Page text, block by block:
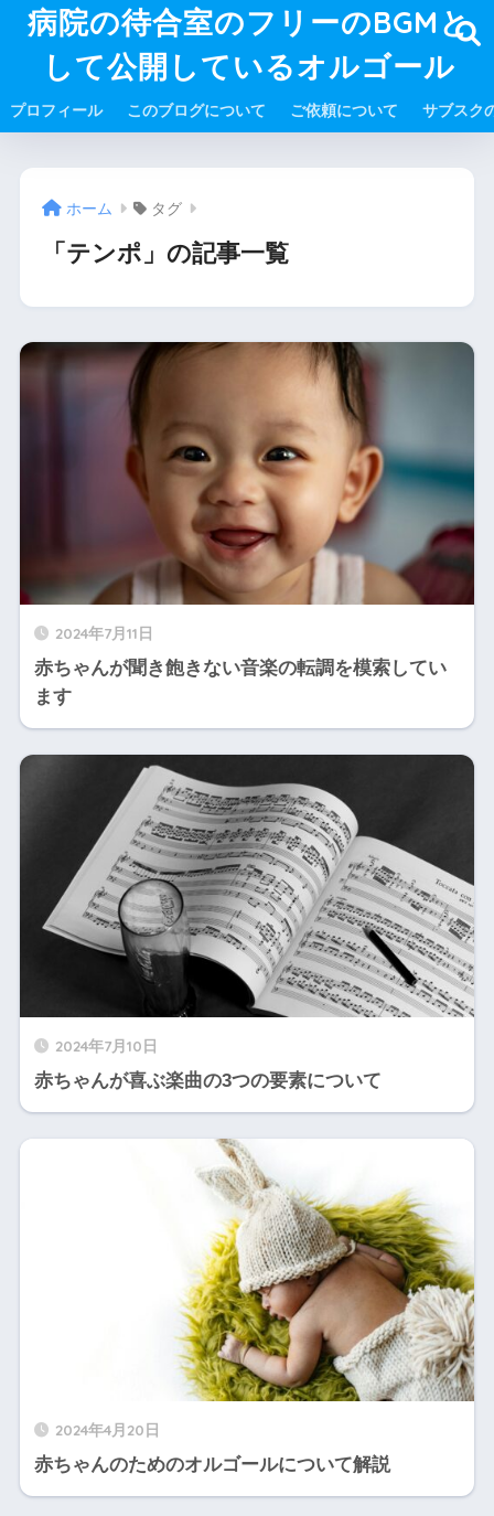
病院の待合室のフリーのBGMと
して公開しているオルゴール
プロフィール このブログについて ご依頼について サブスク
ホーム タグ
「テンポ」の記事一覧
2024年7月11日
赤ちゃんが聞き飽きない音楽の転調を模索してい
ます
2024年7月10日
赤ちゃんが喜ぶ楽曲の3つの要素について
2024年4月20日
赤ちゃんのためのオルゴールについて解説